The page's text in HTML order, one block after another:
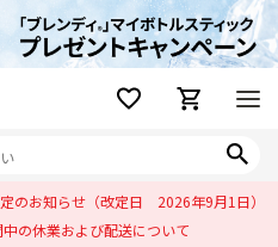
のお知らせ（改定日 2026年9月1日）
中の休業および配送について